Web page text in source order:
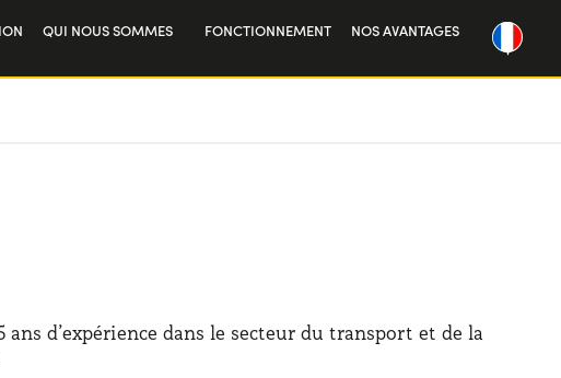
QUI NOUS SOMMES FONCTIONNEMENT NOS AVANTAGES
d’expérience dans le secteur du transport et de la